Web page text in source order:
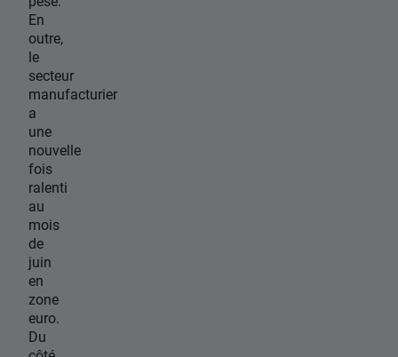
En
outre,
le
secteur
manufacturier
a
une
nouvelle
fois
ralenti
au
mois
de
juin
en
zone
euro.
Du